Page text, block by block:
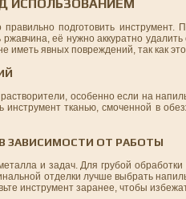
ИСПОЛЬЗОВАНИЕМ
подготовить
её нужно аккуратно
явных повреждений, так как
особенно если на
инструмент тканью, смоченной в
ЗАВИСИМОСТИ ОТ РАБОТЫ
и задач. Для грубой
отделки лучше выбрать
инструмент заранее, чтобы